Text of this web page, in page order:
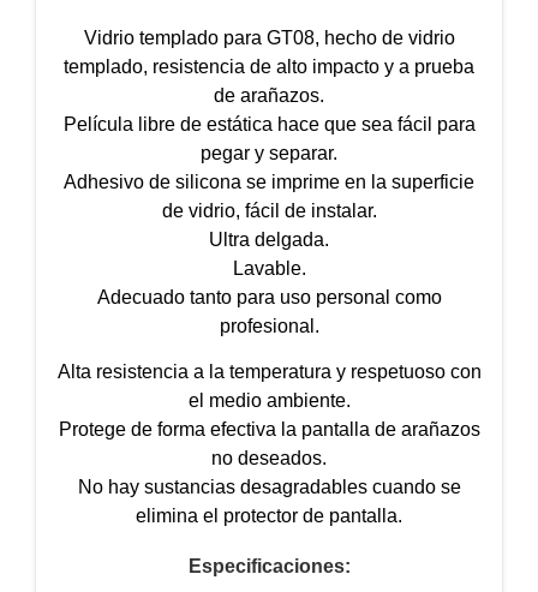
Vidrio templado para GT08, hecho de vidrio
templado, resistencia de alto impacto y a prueba
de arañazos.
Película libre de estática hace que sea fácil para
pegar y separar.
Adhesivo de silicona se imprime en la superficie
de vidrio, fácil de instalar.
Ultra delgada.
Lavable.
Adecuado tanto para uso personal como
profesional.
Alta resistencia a la temperatura y respetuoso con
el medio ambiente.
Protege de forma efectiva la pantalla de arañazos
no deseados.
No hay sustancias desagradables cuando se
elimina el protector de pantalla.
Especificaciones: